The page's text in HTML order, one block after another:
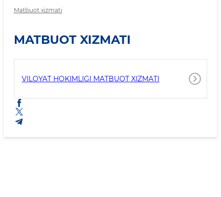
Matbuot xizmati
MATBUOT XIZMATI
VILOYAT HOKIMLIGI MATBUOT XIZMATI